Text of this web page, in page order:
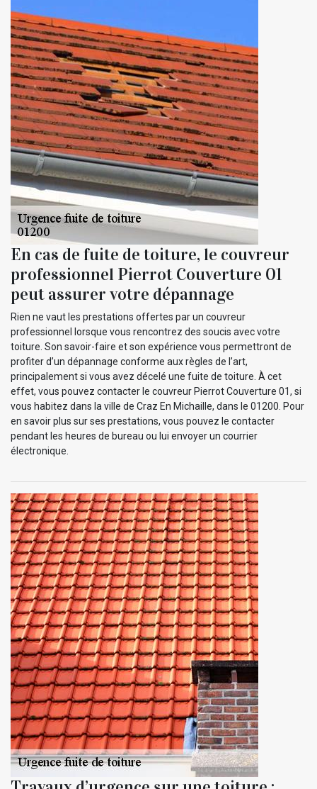
En cas de fuite de toiture, le couvreur
professionnel Pierrot Couverture 01
peut assurer votre dépannage
Rien ne vaut les prestations offertes par un couvreur
professionnel lorsque vous rencontrez des soucis avec votre
toiture. Son savoir-faire et son expérience vous permettront de
profiter d’un dépannage conforme aux règles de l’art,
principalement si vous avez décelé une fuite de toiture. À cet
effet, vous pouvez contacter le couvreur Pierrot Couverture 01, si
vous habitez dans la ville de Craz En Michaille, dans le 01200. Pour
en savoir plus sur ses prestations, vous pouvez le contacter
pendant les heures de bureau ou lui envoyer un courrier
électronique.